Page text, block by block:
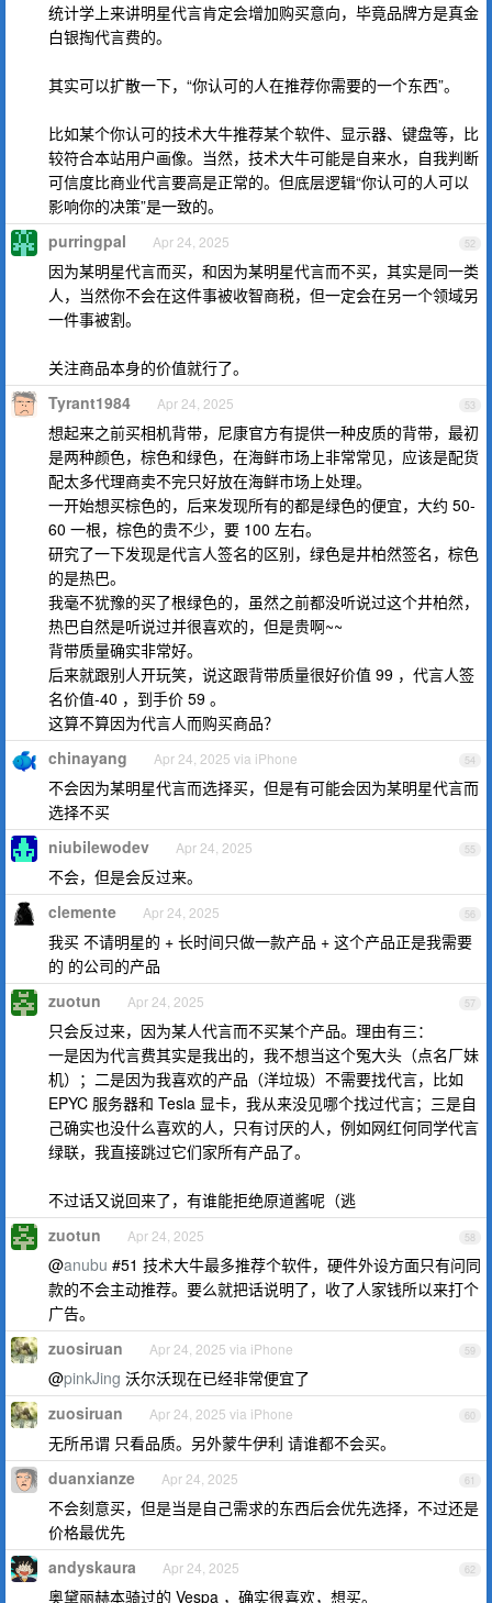
统计学上来讲明星代言肯定会增加购买意向，毕竟品牌方是真金
白银掏代言费的。
其实可以扩散一下，“你认可的人在推荐你需要的一个东西”。
比如某个你认可的技术大牛推荐某个软件、显示器、键盘等，比
较符合本站用户画像。当然，技术大牛可能是自来水，自我判断
可信度比商业代言要高是正常的。但底层逻辑“你认可的人可以
影响你的决策”是一致的。
52
purringpal Apr 24, 2025
因为某明星代言而买，和因为某明星代言而不买，其实是同一类
人，当然你不会在这件事被收智商税，但一定会在另一个领域另
一件事被割。
关注商品本身的价值就行了。
53
Tyrant1984 Apr 24, 2025
想起来之前买相机背带，尼康官方有提供一种皮质的背带，最初
是两种颜色，棕色和绿色，在海鲜市场上非常常见，应该是配货
配太多代理商卖不完只好放在海鲜市场上处理。
一开始想买棕色的，后来发现所有的都是绿色的便宜，大约 50-
60 一根，棕色的贵不少，要 100 左右。
研究了一下发现是代言人签名的区别，绿色是井柏然签名，棕色
的是热巴。
我毫不犹豫的买了根绿色的，虽然之前都没听说过这个井柏然，
热巴自然是听说过并很喜欢的，但是贵啊~~
背带质量确实非常好。
后来就跟别人开玩笑，说这跟背带质量很好价值 99 ，代言人签
名价值-40 ，到手价 59 。
这算不算因为代言人而购买商品？
54
chinayang Apr 24, 2025 via iPhone
不会因为某明星代言而选择买，但是有可能会因为某明星代言而
选择不买
55
niubilewodev Apr 24, 2025
不会，但是会反过来。
56
clemente Apr 24, 2025
我买 不请明星的 + 长时间只做一款产品 + 这个产品正是我需要
的 的公司的产品
57
zuotun Apr 24, 2025
只会反过来，因为某人代言而不买某个产品。理由有三：
一是因为代言费其实是我出的，我不想当这个冤大头（点名厂妹
机）；二是因为我喜欢的产品（洋垃圾）不需要找代言，比如
EPYC 服务器和 Tesla 显卡，我从来没见哪个找过代言；三是自
己确实也没什么喜欢的人，只有讨厌的人，例如网红何同学代言
绿联，我直接跳过它们家所有产品了。
不过话又说回来了，有谁能拒绝原道酱呢（逃
58
zuotun Apr 24, 2025
@anubu #51 技术大牛最多推荐个软件，硬件外设方面只有问同
款的不会主动推荐。要么就把话说明了，收了人家钱所以来打个
广告。
59
zuosiruan Apr 24, 2025 via iPhone
@pinkJing 沃尔沃现在已经非常便宜了
60
zuosiruan Apr 24, 2025 via iPhone
无所吊谓 只看品质。另外蒙牛伊利 请谁都不会买。
61
duanxianze Apr 24, 2025
不会刻意买，但是当是自己需求的东西后会优先选择，不过还是
价格最优先
62
andyskaura Apr 24, 2025
奥黛丽赫本骑过的 Vespa ，确实很喜欢，想买。